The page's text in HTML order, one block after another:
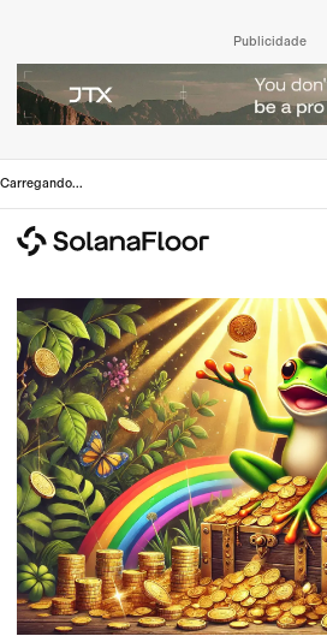
Publicidade
Carregando...